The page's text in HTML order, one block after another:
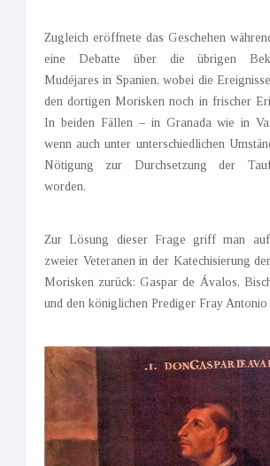
Zugleich eröffnete das Geschehen
eine Debatte über die übrigen
Mudéjares in Spanien, wobei die
den dortigen Morisken noch in frischer
In beiden Fällen – in Granada wie in
wenn auch unter unterschiedlichen
Nötigung zur Durchsetzung der
worden.
Zur Lösung dieser Frage griff man
zweier Veteranen in der Katechisierung
Morisken zurück: Gaspar de Ávalos,
und den königlichen Prediger Fray Antonio